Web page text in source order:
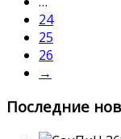
24
25
26
→
Последние